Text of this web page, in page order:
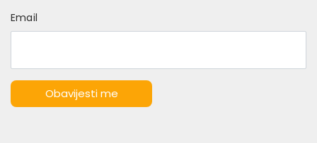
Email
Obavijesti me